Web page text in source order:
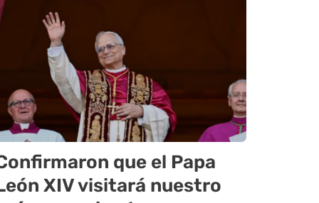
que el Papa
XIV visitará nuestro